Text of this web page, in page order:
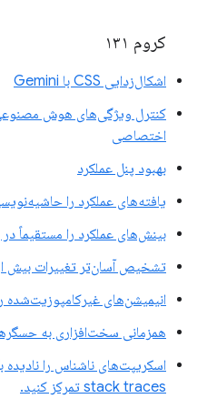
کروم ۱۳۱
اشکال‌زدایی CSS با Gemini
کنترل ویژگی‌های هوش
اختصاصی
بهبود پنل عملکرد
یافته‌های عملکرد را
بینش‌های عملکرد را مستقیماً
تشخیص آسان‌تر تغییرات بیش
انیمیشن‌های
همزمانی سخت‌افزاری به
اسکریپت‌های ناشناس را
stack traces تمرکز کنید.